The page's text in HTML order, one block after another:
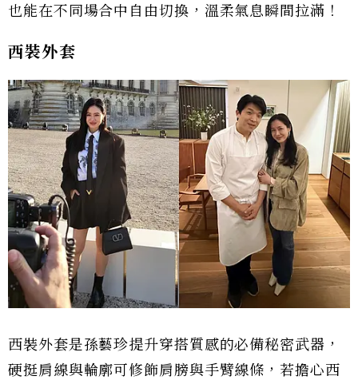
也能在不同場合中自由切換，溫柔氣息瞬間拉滿！
西裝外套
西裝外套是孫藝珍提升穿搭質感的必備秘密武器，
硬挺肩線與輪廓可修飾肩膀與手臂線條，若擔心西